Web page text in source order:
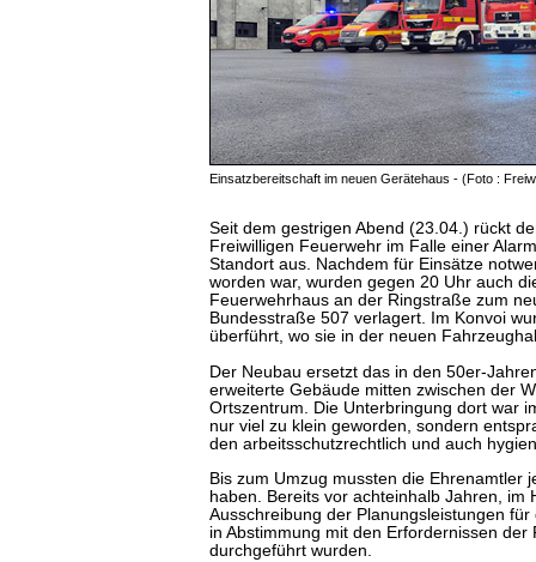
Einsatzbereitschaft im neuen Gerätehaus - (Foto :
Seit dem gestrigen Abend (23.04.) rückt
Freiwilligen Feuerwehr im Falle einer
Standort aus. Nachdem für Einsätze
worden war, wurden gegen 20 Uhr auch
Feuerwehrhaus an der Ringstraße zum
Bundesstraße 507 verlagert. Im Konvoi
überführt, wo sie in der neuen
Der Neubau ersetzt das in den 50er-
erweiterte Gebäude mitten zwischen der
Ortszentrum. Die Unterbringung dort war
nur viel zu klein geworden, sondern
den arbeitsschutzrechtlich und auch
Bis zum Umzug mussten die Ehrenamtler
haben. Bereits vor achteinhalb Jahren, im
Ausschreibung der Planungsleistungen
in Abstimmung mit den Erfordernissen
durchgeführt wurden.